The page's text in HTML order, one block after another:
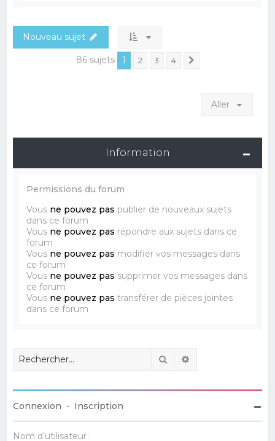
Nouveau sujet
86 sujets 1 2 3 4
Aller
Information
Permissions du forum
Vous ne pouvez pas publier de nouveaux sujets
dans ce forum
Vous ne pouvez pas répondre aux sujets dans ce
forum
Vous ne pouvez pas modifier vos messages dans
ce forum
Vous ne pouvez pas supprimer vos messages dans
ce forum
Vous ne pouvez pas transférer de pièces jointes
dans ce forum
Rechercher
Connexion • Inscription
Nom d’utilisateur :